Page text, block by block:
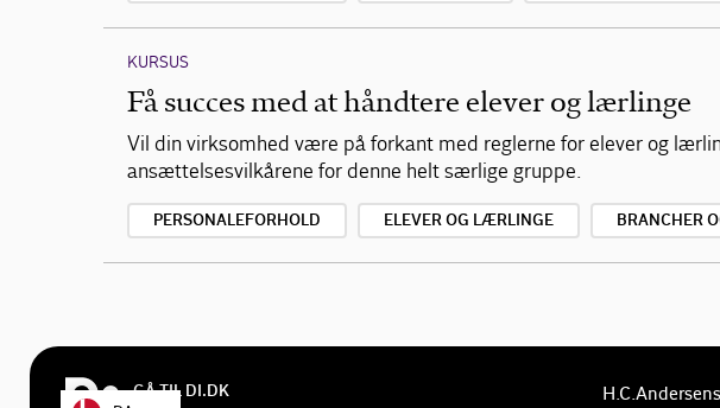
KURSUS
Få succes med at håndtere elever og lærlinge
Vil din virksomhed være på forkant med reglerne for elever og
ansættelsesvilkårene for denne helt særlige gruppe.
PERSONALEFORHOLD ELEVER OG LÆRLINGE BRANCHER
GÅ TIL DI.DK